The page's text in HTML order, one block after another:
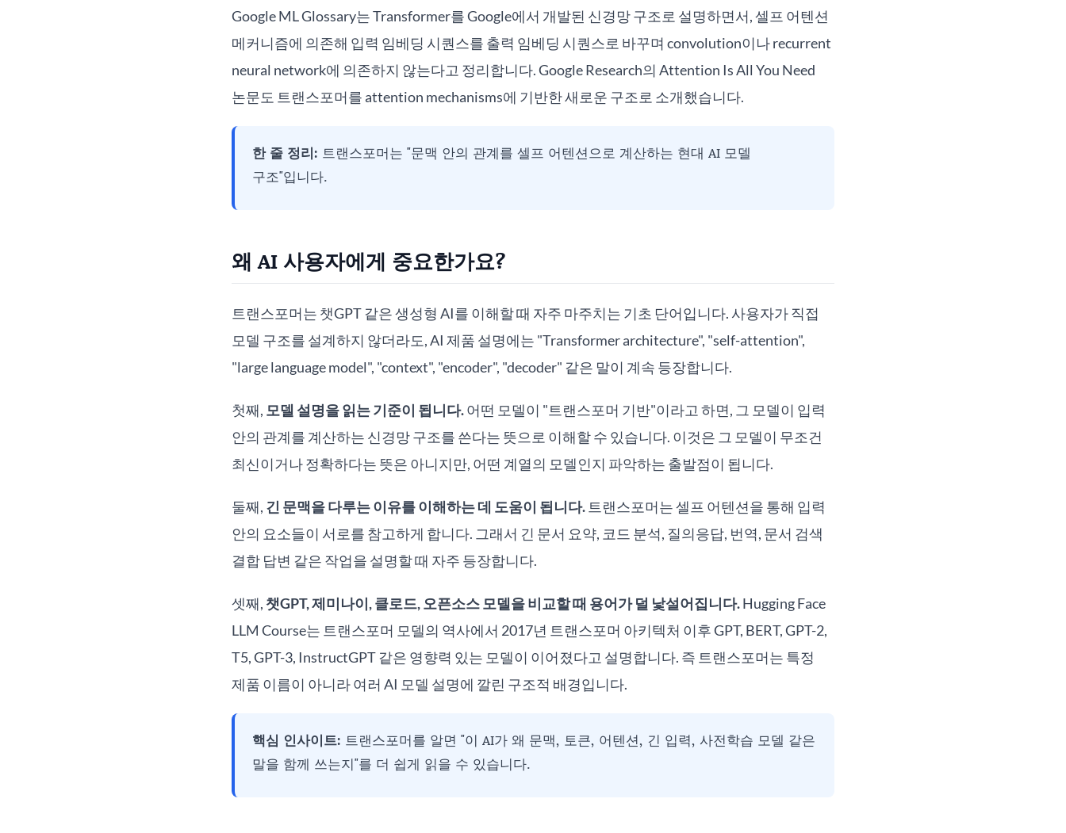
Google ML Glossary는 Transformer를 Google에서 개발된 신경망 구조로 설명하면서, 셀프 어텐션
메커니즘에 의존해 입력 임베딩 시퀀스를 출력 임베딩 시퀀스로 바꾸며 convolution이나 recurrent
neural network에 의존하지 않는다고 정리합니다. Google Research의 Attention Is All You Need
논문도 트랜스포머를 attention mechanisms에 기반한 새로운 구조로 소개했습니다.
한 줄 정리: 트랜스포머는 "문맥 안의 관계를 셀프 어텐션으로 계산하는 현대 AI 모델
구조"입니다.
왜 AI 사용자에게 중요한가요?
트랜스포머는 챗GPT 같은 생성형 AI를 이해할 때 자주 마주치는 기초 단어입니다. 사용자가 직접
모델 구조를 설계하지 않더라도, AI 제품 설명에는 "Transformer architecture", "self-attention",
"large language model", "context", "encoder", "decoder" 같은 말이 계속 등장합니다.
첫째, 모델 설명을 읽는 기준이 됩니다.어떤 모델이 "트랜스포머 기반"이라고 하면, 그 모델이 입력
안의 관계를 계산하는 신경망 구조를 쓴다는 뜻으로 이해할 수 있습니다. 이것은 그 모델이 무조건
최신이거나 정확하다는 뜻은 아니지만, 어떤 계열의 모델인지 파악하는 출발점이 됩니다.
둘째, 긴 문맥을 다루는 이유를 이해하는 데 도움이 됩니다. 트랜스포머는 셀프 어텐션을 통해 입력
안의 요소들이 서로를 참고하게 합니다. 그래서 긴 문서 요약, 코드 분석, 질의응답, 번역, 문서 검색
결합 답변 같은 작업을 설명할 때 자주 등장합니다.
셋째,챗GPT, 제미나이, 클로드, 오픈소스 모델을 비교할 때 용어가 덜 낯설어집니다.Hugging Face
LLM Course는 트랜스포머 모델의 역사에서 2017년 트랜스포머 아키텍처 이후 GPT, BERT, GPT-2,
T5, GPT-3, InstructGPT 같은 영향력 있는 모델이 이어졌다고 설명합니다. 즉 트랜스포머는 특정
제품 이름이 아니라 여러 AI 모델 설명에 깔린 구조적 배경입니다.
핵심 인사이트: 트랜스포머를 알면 "이 AI가 왜 문맥, 토큰, 어텐션, 긴 입력, 사전학습 모델 같은
말을 함께 쓰는지"를 더 쉽게 읽을 수 있습니다.